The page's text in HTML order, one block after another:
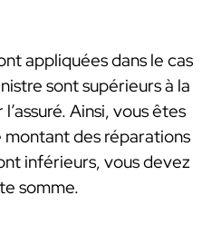
appliquées dans le cas
sont supérieurs à la
Ainsi, vous êtes
des réparations
inférieurs, vous devez
somme.